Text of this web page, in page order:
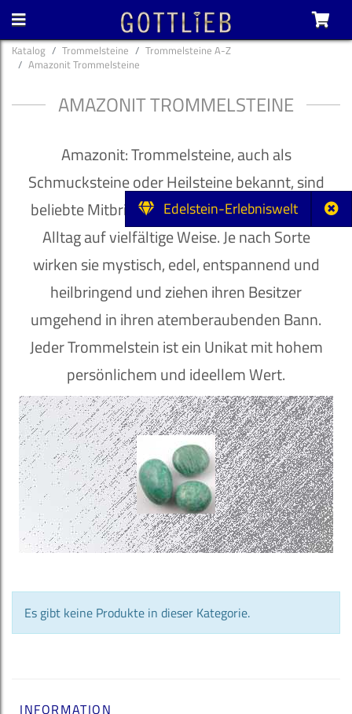
Edelstein-Erlebniswelt
Katalog Trommelsteine
Trommelsteine A-Z
Amazonit Trommelsteine
AMAZONIT TROMMELSTEINE
Amazonit: Trommelsteine, auch als
Schmucksteine oder Heilsteine bekannt, sind
beliebte Mitbringsel und bereichern unseren
Alltag auf vielfältige Weise. Je nach Sorte
wirken sie mystisch, edel, entspannend und
heilbringend und ziehen ihren Besitzer
umgehend in ihren atemberaubenden Bann.
Jeder Trommelstein ist ein Unikat mit hohem
persönlichem und ideellem Wert.
Es gibt keine Produkte in dieser Kategorie.
INFORMATION